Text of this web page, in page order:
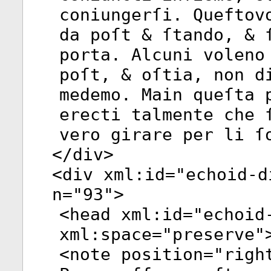
coniungerſi.
da poſt & ſtando,
porta. Alcuni voleno
poſt, & oſtia, non
medemo. Main
erecti talmente che
vero girare per li
</div>
<div xml:id="echoid-
n="93">
<head xml:id="
xml:space="preserve
<note position="